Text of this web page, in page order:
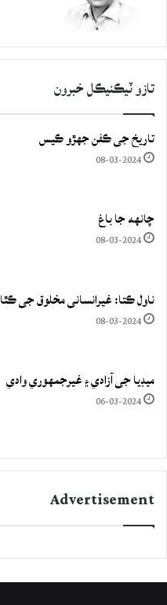
تازو ٽيڪنيڪل خبرون
تاريخ جي ڪفن جھڙو ڪيس
08-03-2024
چانهه جا باغ
08-03-2024
ناول ڪتا: غيرانساني مخلوق جي ڪٿا
08-03-2024
ميڊيا جي آزادي ۽ غيرجمھوري وادي
06-03-2024
Advertisement